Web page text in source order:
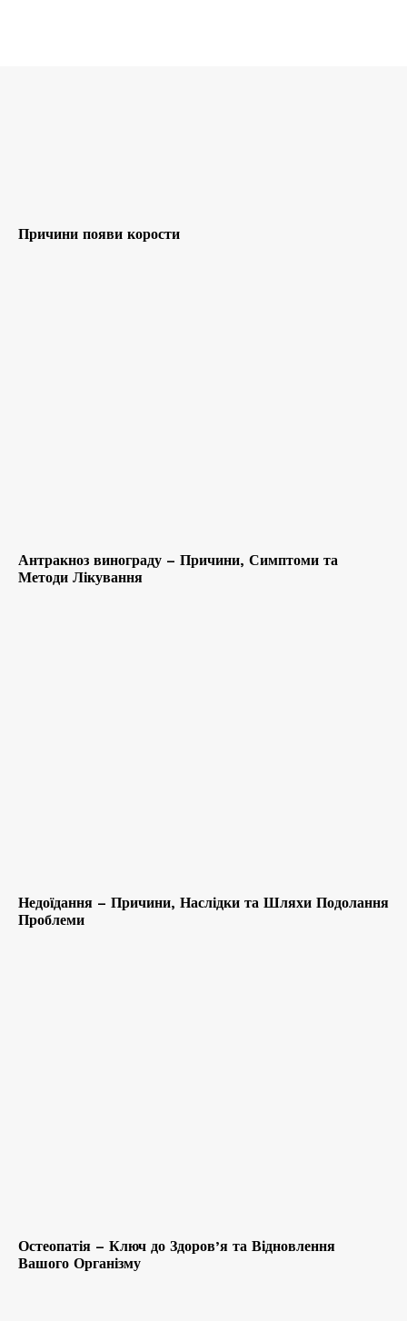
Причини появи корости
Антракноз винограду – Причини, Симптоми та
Методи Лікування
Недоїдання – Причини, Наслідки та Шляхи Подолання
Проблеми
Остеопатія – Ключ до Здоров’я та Відновлення
Вашого Організму